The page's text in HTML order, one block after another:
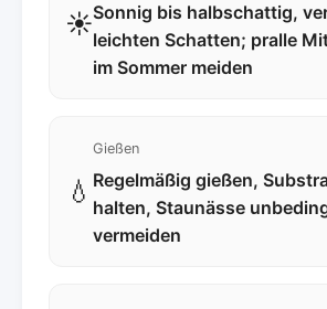
☀️Sonnig bis halbschattig,
leichten Schatten; pralle
im Sommer meiden
💧
Gießen
Regelmäßig gießen,
halten, Staunässe
vermeiden